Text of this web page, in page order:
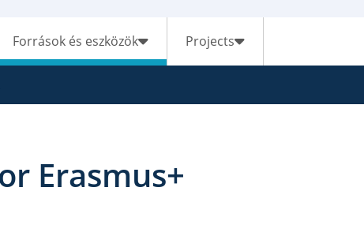
Források és eszközök Projects
Erasmus+